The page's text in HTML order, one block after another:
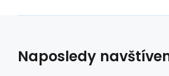
Naposledy